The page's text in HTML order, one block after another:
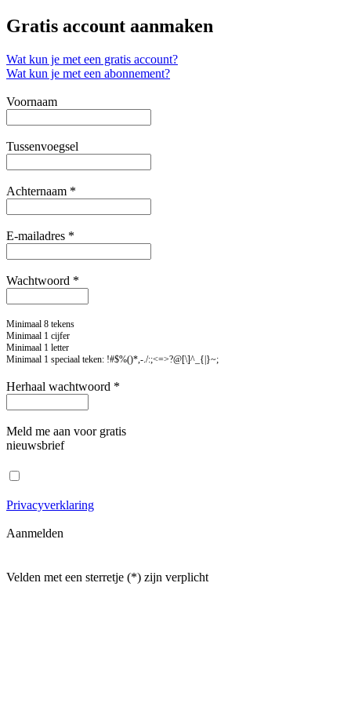
Gratis account aanmaken
Wat kun je met een gratis account?
Wat kun je met een abonnement?
Voornaam
Tussenvoegsel
Achternaam *
E-mailadres *
Wachtwoord *
Minimaal 8 tekens
Minimaal 1 cijfer
Minimaal 1 letter
Minimaal 1 speciaal teken: !#$%()*,-./:;<=>?@[\]^_{|}~;
Herhaal wachtwoord *
Meld me aan voor gratis
nieuwsbrief
Privacyverklaring
Aanmelden
Velden met een sterretje (*) zijn verplicht